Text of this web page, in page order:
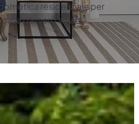
residenziale per
davvero smart.